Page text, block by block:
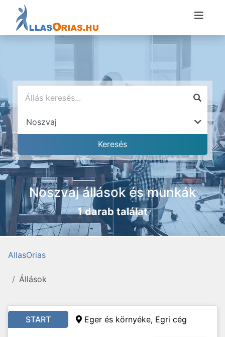
Noszvaj állások és munkák
1 darab találat
AllasOrias
Állások
START Eger és környéke, Egri cég